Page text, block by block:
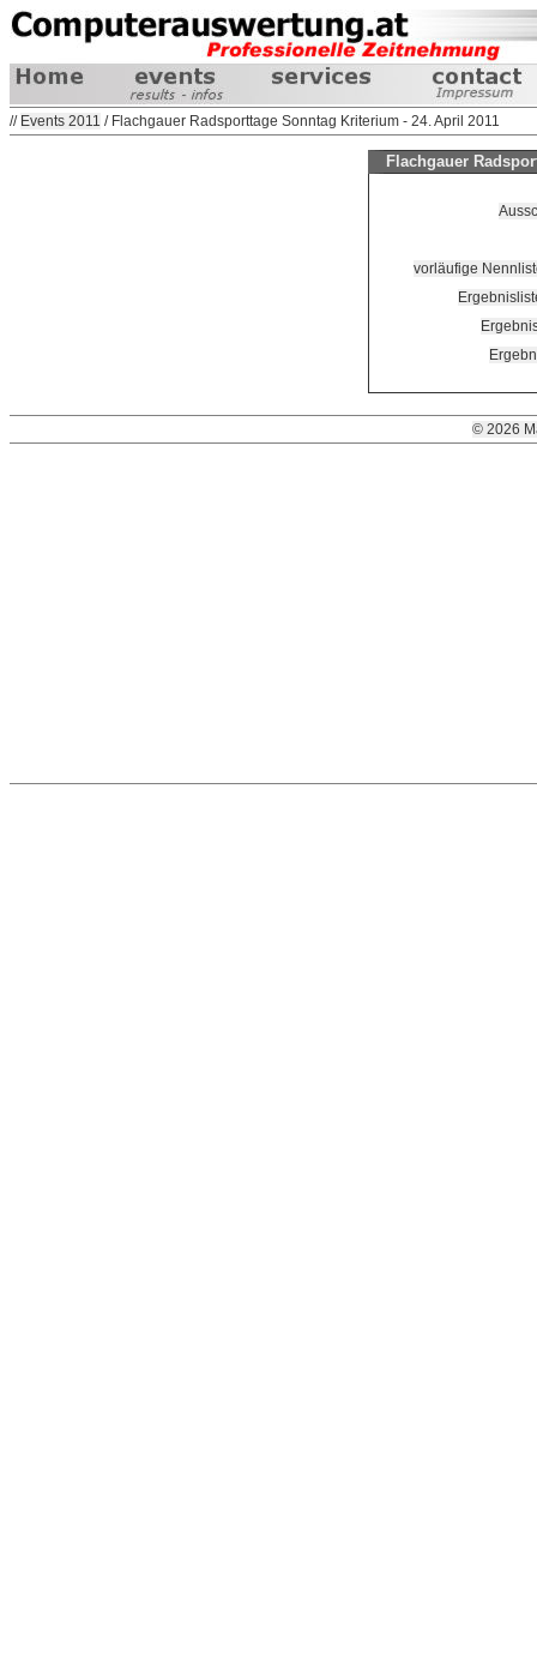
// Events 2011 / Flachgauer Radsporttage Sonntag Kriterium - 24. April 2011
Flachgauer
vorläufige
© 2026